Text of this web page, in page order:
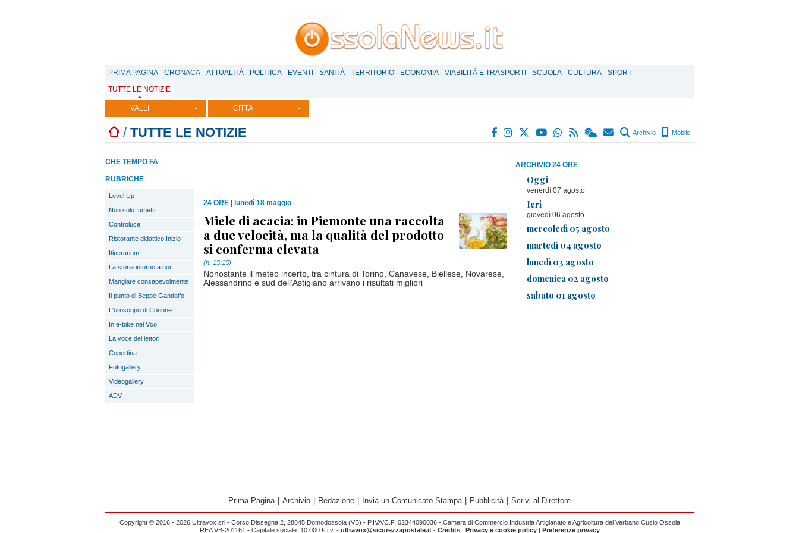
PRIMA PAGINA CRONACA ATTUALITÀ POLITICA EVENTI SANITÀ TERRITORIO ECONOMIA VIABILITÀ E TRASPORTI SCUOLA CULTURA
SPORT
TUTTE LE NOTIZIE
VALLI CITTÀ
/ TUTTE LE NOTIZIE Archivio Mobile
ARCHIVIO 24 ORE
Oggi
venerdì 07 agosto
Ieri
giovedì 06 agosto
mercoledì 05 agosto
martedì 04 agosto
lunedì 03 agosto
domenica 02 agosto
sabato 01 agosto
CHE TEMPO FA
RUBRICHE
Level Up
Non solo fumetti
Controluce
Ristorante didattico Inizio
Itinerarium
La storia intorno a noi
Mangiare consapevolmente
Il punto di Beppe Gandolfo
L'oroscopo di Corinne
In e-bike nel Vco
La voce dei lettori
Copertina
Fotogallery
Videogallery
ADV
24 ORE lunedì 18 maggio
Miele di acacia: in Piemonte una raccolta
a due velocità, ma la qualità del prodotto
si conferma elevata
(h. 15:15)
Nonostante il meteo incerto, tra cintura di Torino, Canavese, Biellese, Novarese,
Alessandrino e sud dell’Astigiano arrivano i risultati migliori
Prima Pagina Archivio Redazione Invia un Comunicato Stampa Pubblicità Scrivi al Direttore
Copyright © 2016 - 2026 Ultravox srl - Corso Dissegna 2, 28845 Domodossola (VB) - P.IVA/C.F. 02344090036 - Camera di Commercio Industria Artigianato e Agricoltura del Verbano Cusio Ossola
REA VB-201161 - Capitale sociale: 10.000 € i.v. - ultravox@sicurezzapostale.it- Credits| Privacy e cookie policy| Preferenze privacy